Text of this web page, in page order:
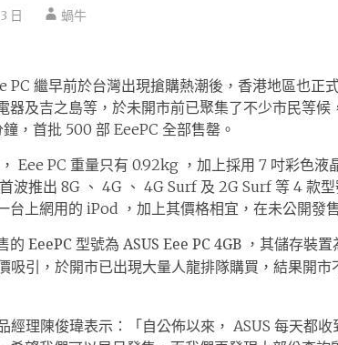
日 蝸牛
PC 繼早前於台灣出現搶購熱潮後，香港地區也正
器及吉之島等，於未開市前已聚集了不少市民等
，首批 500 部 EeePC 全部售罄。
Eee PC 重量只有 0.92kg ，加上採用 7 吋彩色液
波推出 8G 、 4G 、 4G Surf 及 2G Surf 等 4 款
台上網用的 iPod ，加上其價格相宜，在未公開發
的 EeePC 型號為 ASUS Eee PC 4GB ，其儲存裝
吸引，於開市已出現大量人龍排隊購買，結果開
經理陳俊瑋表示：「自公佈以來， ASUS 每天都